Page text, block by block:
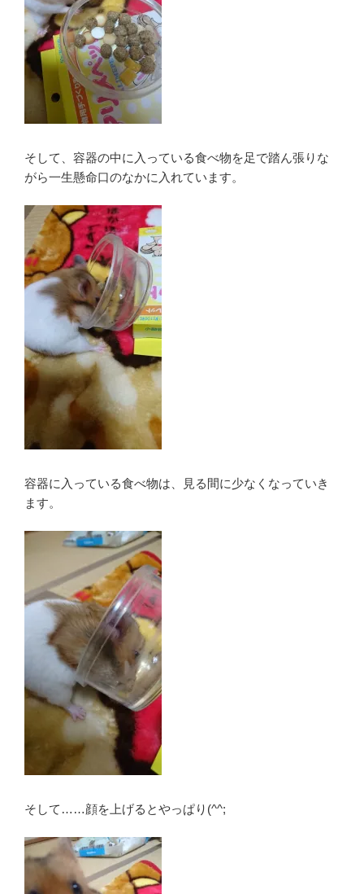
そして、容器の中に入っている食べ物を足で踏ん張りな
がら一生懸命口のなかに入れています。
容器に入っている食べ物は、見る間に少なくなっていき
ます。
そして……顔を上げるとやっぱり(^^;